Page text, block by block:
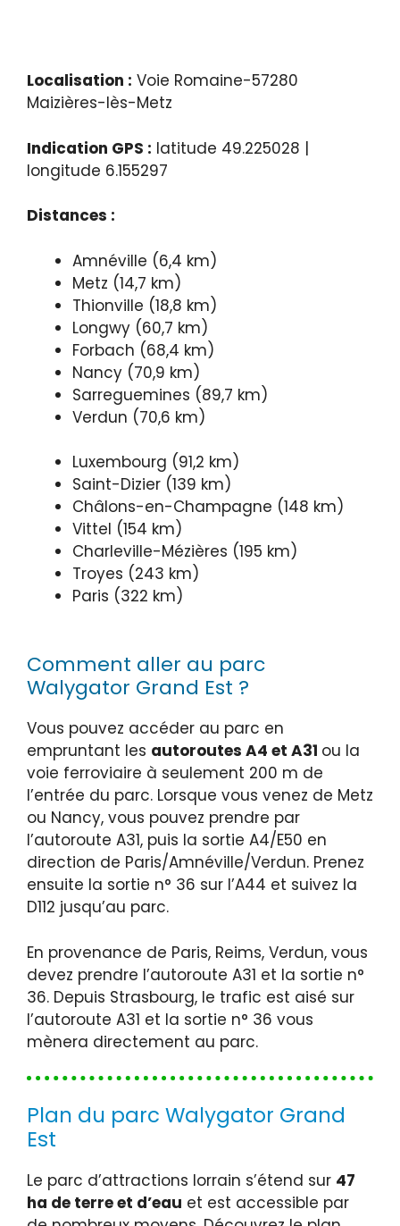
Localisation : Voie Romaine-57280
Maizières-lès-Metz
Indication GPS : latitude 49.225028 |
longitude 6.155297
Distances :
Amnéville (6,4 km)
Metz (14,7 km)
Thionville (18,8 km)
Longwy (60,7 km)
Forbach (68,4 km)
Nancy (70,9 km)
Sarreguemines (89,7 km)
Verdun (70,6 km)
Luxembourg (91,2 km)
Saint-Dizier (139 km)
Châlons-en-Champagne (148 km)
Vittel (154 km)
Charleville-Mézières (195 km)
Troyes (243 km)
Paris (322 km)
Comment aller au parc
Walygator Grand Est ?
Vous pouvez accéder au parc en
empruntant les autoroutes A4 et A31 ou la
voie ferroviaire à seulement 200 m de
l’entrée du parc. Lorsque vous venez de Metz
ou Nancy, vous pouvez prendre par
l’autoroute A31, puis la sortie A4/E50 en
direction de Paris/Amnéville/Verdun. Prenez
ensuite la sortie n° 36 sur l’A44 et suivez la
D112 jusqu’au parc.
En provenance de Paris, Reims, Verdun, vous
devez prendre l’autoroute A31 et la sortie n°
36. Depuis Strasbourg, le trafic est aisé sur
l’autoroute A31 et la sortie n° 36 vous
mènera directement au parc.
Plan du parc Walygator Grand
Est
Le parc d’attractions lorrain s’étend sur 47
ha de terre et d’eau et est accessible par